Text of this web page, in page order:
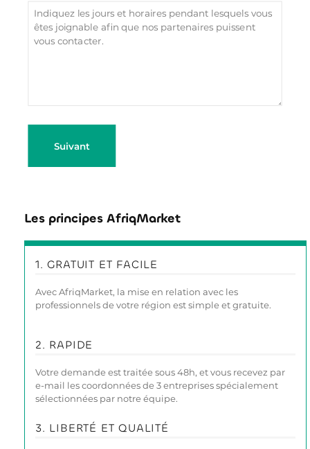
Suivant
Les principes AfriqMarket
1. GRATUIT ET FACILE
Avec AfriqMarket, la mise en relation avec les
professionnels de votre région est simple et gratuite.
2. RAPIDE
Votre demande est traitée sous 48h, et vous recevez par
e-mail les coordonnées de 3 entreprises spécialement
sélectionnées par notre équipe.
3. LIBERTÉ ET QUALITÉ